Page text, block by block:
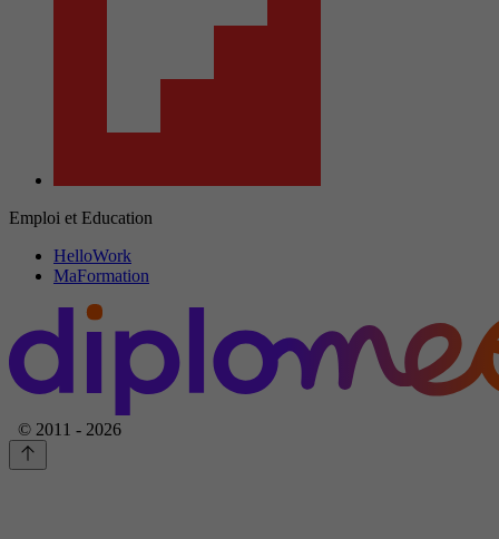
Emploi et Education
HelloWork
MaFormation
© 2011 - 2026